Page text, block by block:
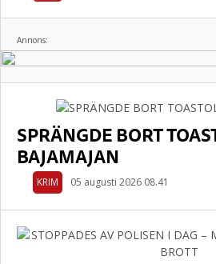
Annons:
SPRÄNGDE BORT
BAJAMAJAN
KRIM 05 augusti 2026 08.41